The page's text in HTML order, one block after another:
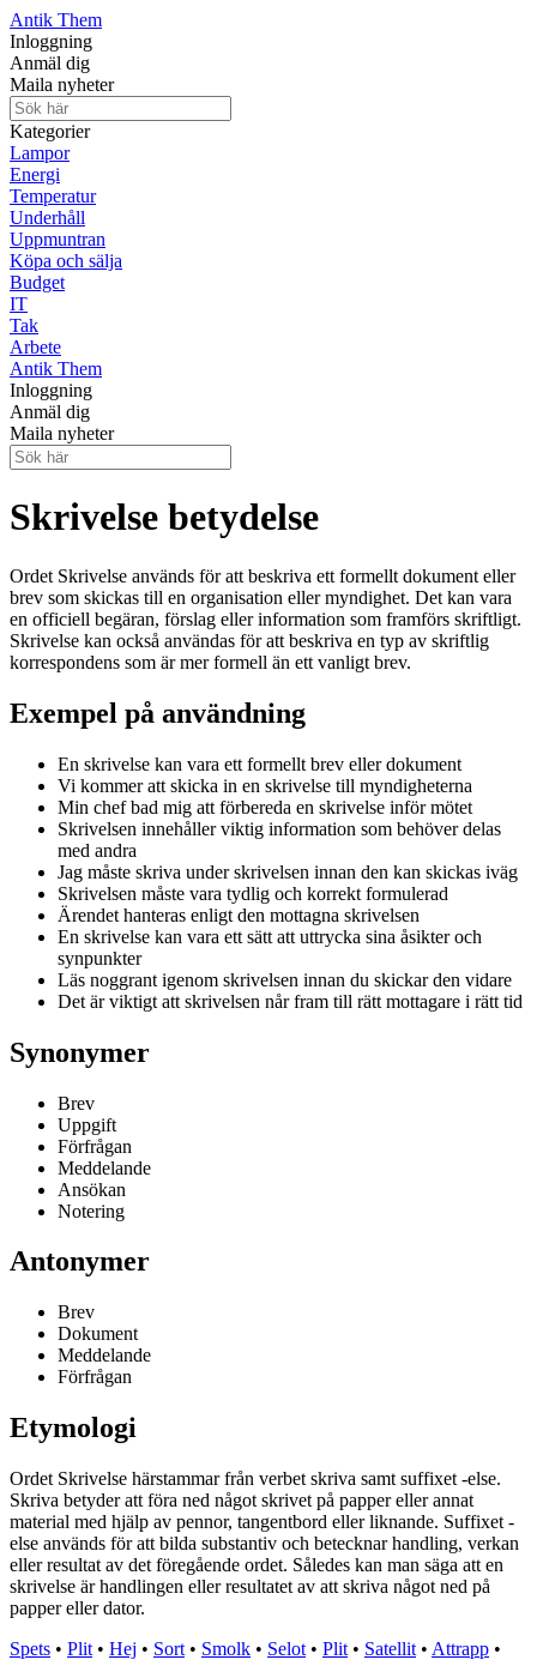
Antik Them
Inloggning
Anmäl dig
Maila nyheter
Kategorier
Lampor
Energi
Temperatur
Underhåll
Uppmuntran
Köpa och sälja
Budget
IT
Tak
Arbete
Antik Them
Inloggning
Anmäl dig
Maila nyheter
Skrivelse betydelse
Ordet Skrivelse används för att beskriva ett formellt dokument eller
brev som skickas till en organisation eller myndighet. Det kan vara
en officiell begäran, förslag eller information som framförs skriftligt.
Skrivelse kan också användas för att beskriva en typ av skriftlig
korrespondens som är mer formell än ett vanligt brev.
Exempel på användning
En skrivelse kan vara ett formellt brev eller dokument
Vi kommer att skicka in en skrivelse till myndigheterna
Min chef bad mig att förbereda en skrivelse inför mötet
Skrivelsen innehåller viktig information som behöver delas
med andra
Jag måste skriva under skrivelsen innan den kan skickas iväg
Skrivelsen måste vara tydlig och korrekt formulerad
Ärendet hanteras enligt den mottagna skrivelsen
En skrivelse kan vara ett sätt att uttrycka sina åsikter och
synpunkter
Läs noggrant igenom skrivelsen innan du skickar den vidare
Det är viktigt att skrivelsen når fram till rätt mottagare i rätt tid
Synonymer
Brev
Uppgift
Förfrågan
Meddelande
Ansökan
Notering
Antonymer
Brev
Dokument
Meddelande
Förfrågan
Etymologi
Ordet Skrivelse härstammar från verbet skriva samt suffixet -else.
Skriva betyder att föra ned något skrivet på papper eller annat
material med hjälp av pennor, tangentbord eller liknande. Suffixet -
else används för att bilda substantiv och betecknar handling, verkan
eller resultat av det föregående ordet. Således kan man säga att en
skrivelse är handlingen eller resultatet av att skriva något ned på
papper eller dator.
Spets • Plit • Hej • Sort • Smolk • Selot • Plit • Satellit • Attrapp •